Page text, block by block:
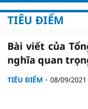
TIÊU ĐIỂM
Bài viết của
nghĩa quan
TIÊU ĐIỂM 08/09/